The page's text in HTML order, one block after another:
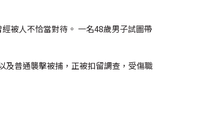
被人不恰當對待。 一名48歲男子試圖帶
及普通襲擊被捕，正被扣留調查，受傷職